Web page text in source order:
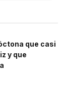
que casi
y que